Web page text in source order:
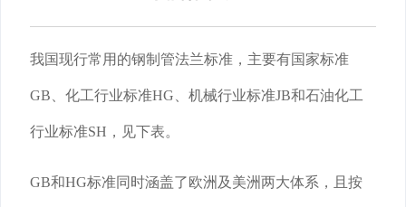
我国现行常用的钢制管法兰标准，主要有国家标准
GB、化工行业标准HG、机械行业标准JB和石油化工
行业标准SH，见下表。
GB和HG标准同时涵盖了欧洲及美洲两大体系，且按